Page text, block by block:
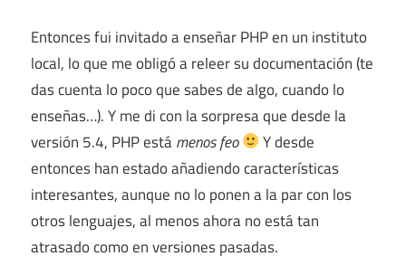
Entonces fui invitado a enseñar PHP en un instituto
local, lo que me obligó a releer su documentación (te
das cuenta lo poco que sabes de algo, cuando lo
enseñas…). Y me di con la sorpresa que desde la
versión 5.4, PHP estámenos feo
Y desde
entonces han estado añadiendo características
interesantes, aunque no lo ponen a la par con los
otros lenguajes, al menos ahora no está tan
atrasado como en versiones pasadas.